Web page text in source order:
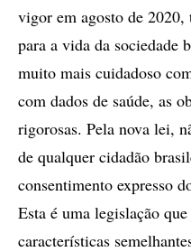
vigor em agosto de 2020,
para a vida da sociedade
muito mais cuidadoso
com dados de saúde, as
rigorosas. Pela nova lei,
de qualquer cidadão
consentimento expresso
Esta é uma legislação
características